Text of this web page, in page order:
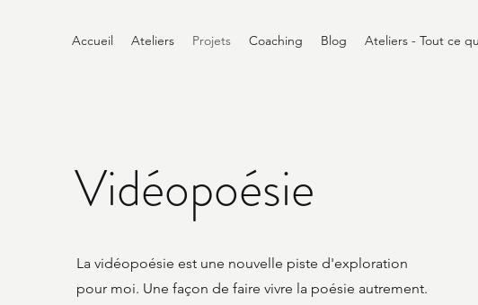
Accueil Ateliers Projets Coaching Blog Ateliers - Tout ce
Vidéopoésie
La vidéopoésie est une nouvelle piste d'exploration
pour moi. Une façon de faire vivre la poésie autrement.